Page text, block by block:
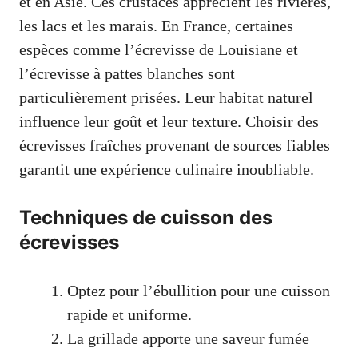
les lacs et les marais. En France, certaines
espèces comme l’écrevisse de Louisiane et
l’écrevisse à pattes blanches sont
particulièrement prisées. Leur habitat naturel
influence leur goût et leur texture. Choisir des
écrevisses fraîches provenant de sources fiables
garantit une expérience culinaire inoubliable.
Techniques de cuisson des
écrevisses
Optez pour l’ébullition pour une cuisson
rapide et uniforme.
La grillade apporte une saveur fumée